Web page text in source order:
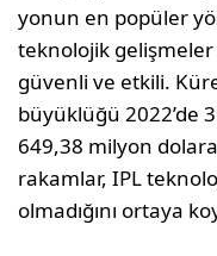
yonun en popüler
teknolojik gelişmeler
güvenli ve etkili.
büyüklüğü 2022’de
649,38 milyon
rakamlar, IPL
olmadığını ortaya